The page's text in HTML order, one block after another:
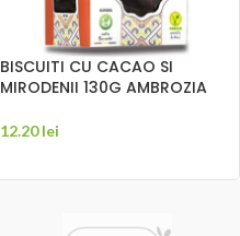
BISCUITI CU CACAO SI
MIRODENII 130G AMBROZIA
12.20lei